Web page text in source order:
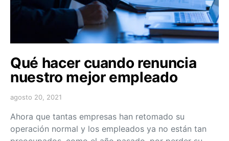
Qué hacer cuando renuncia
nuestro mejor empleado
agosto 20, 2021
Ahora que tantas empresas han retomado su
operación normal y los empleados ya no están tan